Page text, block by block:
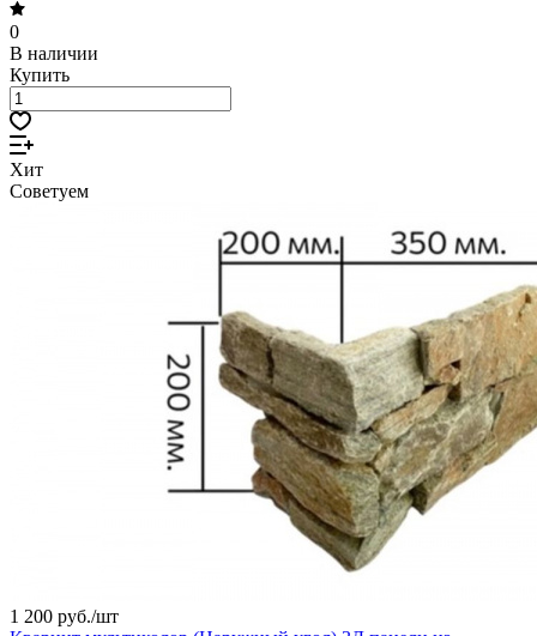
0
В наличии
Купить
Хит
Советуем
1 200 руб./шт